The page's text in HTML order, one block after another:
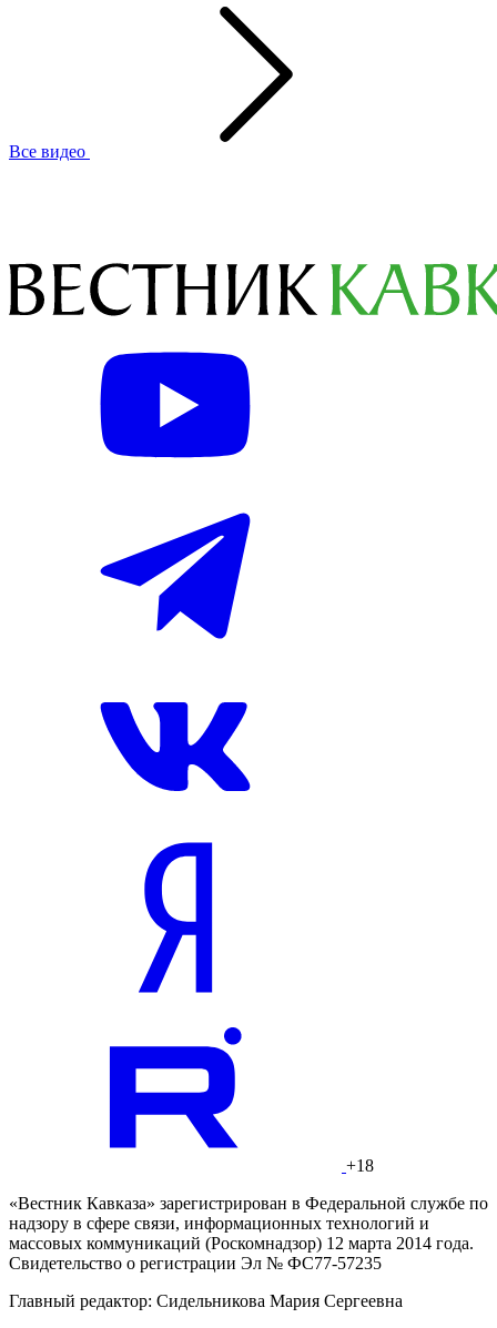
Все видео
+18
«Вестник Кавказа» зарегистрирован в Федеральной службе по
надзору в сфере связи, информационных технологий и
массовых коммуникаций (Роскомнадзор) 12 марта 2014 года.
Свидетельство о регистрации Эл № ФС77-57235
Главный редактор: Сидельникова Мария Сергеевна